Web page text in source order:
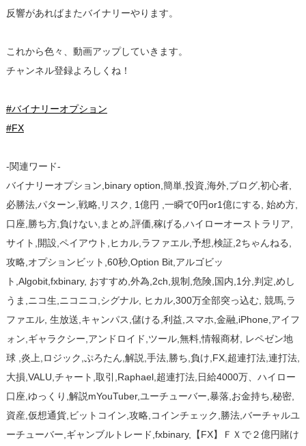
反響があればまたバイナリーやります。
これから色々、動画アップしていきます。
チャンネル登録よろしくね！
#バイナリーオプション
#FX
-関連ワード-
バイナリーオプション,binary option,簡単,投資,海外,ブログ,初心者,
必勝法,パターン,戦略,リスク, 1億円 ,一瞬で0円or1億にする, 始め方,
口座,勝ち方,負けない,まとめ,評価,稼げる,ハイローオーストラリア,
サイト,開設,ペイアウト,ヒカル,ラファエル,予想,検証,2ちゃんねる,
攻略,オプションビット,60秒,Option Bit,アルゴビッ
ト,Algobit,fxbinary, おすすめ,外為,2ch,規制,危険,国内,1分,判定,めし
うま,ニコ生,ニコニコ,シグナル, ヒカル,300万全部突っ込む, 競馬,ラ
ファエル, 生放送,キャンパス,儲ける,利益,スマホ,金融,iPhone,アイフ
ォン,ギャラクシー,アンドロイド,ツール,無料,情報商材, レペゼン地
球 ,炎上,ロジック,ぷろたん,解説,手法,勝ち,負け,FX,超連打法,連打法,
大損,VALU,チャート,取引,Raphael,超連打法,日給4000万、ハイロー
口座,ゆっくり,解説mYouTuber,ユーチューバー,暴落,お金持ち,秘密,
資産,仮想通貨,ビットコイン,攻略,コインチェック,勝法,バーチャルユ
ーチューバー,ギャンブルトレード,fxbinary,【FX】ＦＸで２億円賭け